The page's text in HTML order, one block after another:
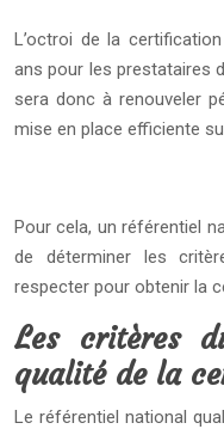
L’octroi de la
ans pour les prestataires
sera donc à renouveler
mise en place efficiente
Pour cela, un référentiel
de déterminer les
respecter pour obtenir la
Les critères
qualité de la
Le référentiel national